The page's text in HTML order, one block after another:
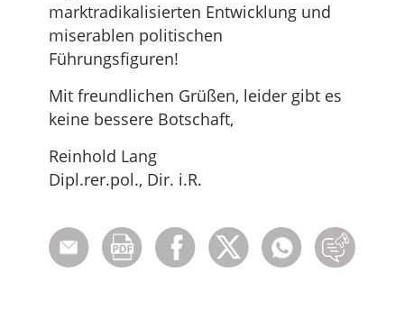
marktradikalisierten Entwicklung und
miserablen politischen
Führungsfiguren!
Mit freundlichen Grüßen, leider gibt es
keine bessere Botschaft,
Reinhold Lang
Dipl.rer.pol., Dir. i.R.